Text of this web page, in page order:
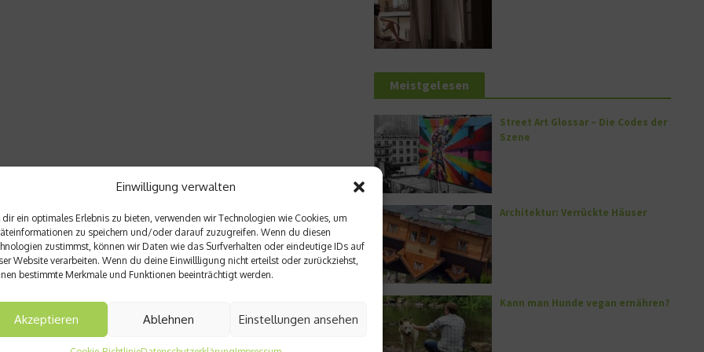
Einwilligung verwalten
dir ein optimales Erlebnis zu bieten, verwenden wir Technologien wie Cookies, um
zu speichern und/oder darauf zuzugreifen. Wenn du diesen
zustimmst, können wir Daten wie das Surfverhalten oder eindeutige IDs auf
Website verarbeiten. Wenn du deine Einwillligung nicht erteilst oder zurückziehst,
bestimmte Merkmale und Funktionen beeinträchtigt werden.
Akzeptieren Ablehnen Einstellungen ansehen
Meistgelesen
Street Art Glossar – Die Codes der
Szene
Architektur: Verrückte Häuser
Kann man Hunde vegan ernähren?